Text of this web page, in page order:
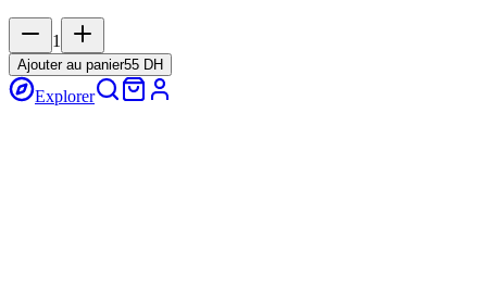
1
Ajouter au panier55 DH
Explorer